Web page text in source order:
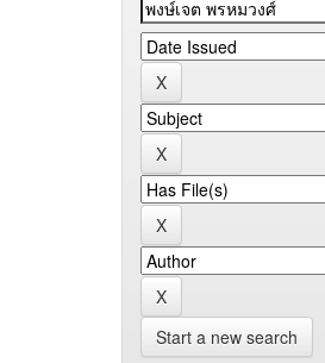
Start a new search